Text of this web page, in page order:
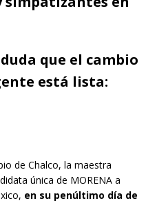
duda que el cambio
está lista:
de Chalco, la maestra
única de MORENA a
en su penúltimo día de